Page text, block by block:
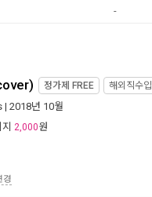
-
정가제 FREE 해외직수입
| 2018년 10월
2,000원
경